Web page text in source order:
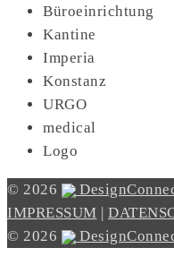
Büroeinrichtung
Kantine
Imperia
Konstanz
URGO
medical
Logo
© 2026
IMPRESSUM
© 2026